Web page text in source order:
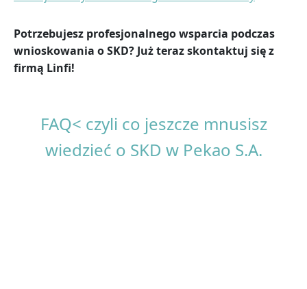
Potrzebujesz profesjonalnego wsparcia podczas
wnioskowania o SKD? Już teraz skontaktuj się z
firmą Linfi!
FAQ< czyli co jeszcze mnusisz
wiedzieć o SKD w Pekao S.A.